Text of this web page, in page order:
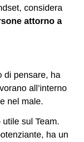
considera
attorno a
di pensare, ha
all’interno
nel male.
sul Team.
ha un